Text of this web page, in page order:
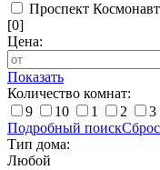
Проспект
[0]
Цена:
Показать
Количество комнат:
9
10 1 2 3
Подробный поиск
Тип дома:
Любой